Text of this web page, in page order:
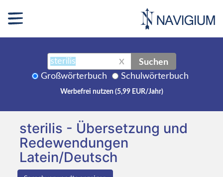
X Suchen
Großwörterbuch Schulwörterbuch
Werbefrei nutzen (5,99 EUR/Jahr)
sterilis - Übersetzung und
Redewendungen
Latein/Deutsch